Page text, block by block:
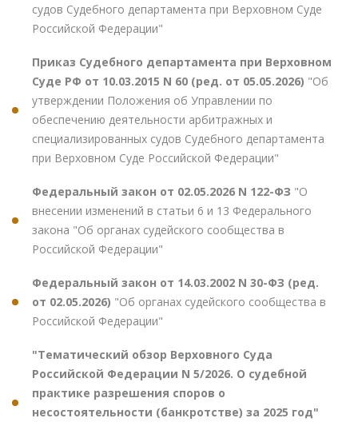
судов Судебного департамента при Верховном Суде
Российской Федерации"
Приказ Судебного департамента при Верховном
Суде РФ от 10.03.2015 N 60 (ред. от 05.05.2026) "Об
утверждении Положения об Управлении по
обеспечению деятельности арбитражных и
специализированных судов Судебного департамента
при Верховном Суде Российской Федерации"
Федеральный закон от 02.05.2026 N 122-ФЗ "О
внесении изменений в статьи 6 и 13 Федерального
закона "Об органах судейского сообщества в
Российской Федерации"
Федеральный закон от 14.03.2002 N 30-ФЗ (ред.
от 02.05.2026) "Об органах судейского сообщества в
Российской Федерации"
"Тематический обзор Верховного Суда
Российской Федерации N 5/2026. О судебной
практике разрешения споров о
несостоятельности (банкротстве) за 2025 год"